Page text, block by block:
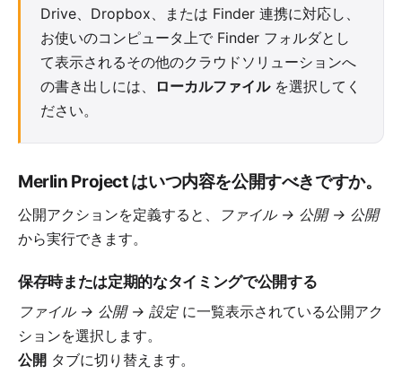
Drive、Dropbox、または Finder 連携に対応し、
お使いのコンピュータ上で Finder フォルダとし
て表示されるその他のクラウドソリューションへ
の書き出しには、
ローカルファイルを選択してく
ださい。
Merlin Project はいつ内容を公開すべきですか。
公開アクションを定義すると、
ファイル → 公開 → 公開
から実行できます。
保存時または定期的なタイミングで公開する
ファイル → 公開 → 設定に一覧表示されている公開アク
ションを選択します。
公開 タブに切り替えます。